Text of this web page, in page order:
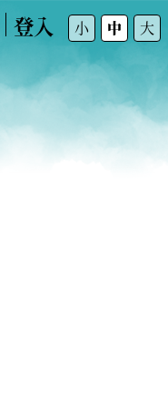
登入 小 中 大